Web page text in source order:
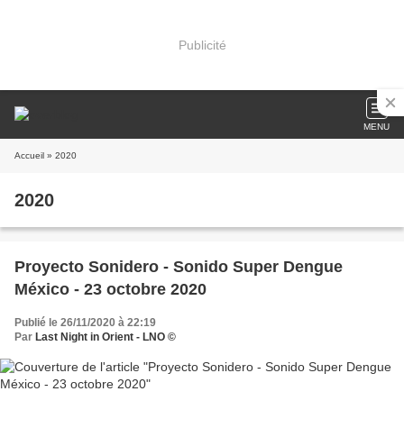
Publicité
MENU
Accueil » 2020
2020
Proyecto Sonidero - Sonido Super Dengue
México - 23 octobre 2020
Publié le 26/11/2020 à 22:19
Par Last Night in Orient - LNO ©